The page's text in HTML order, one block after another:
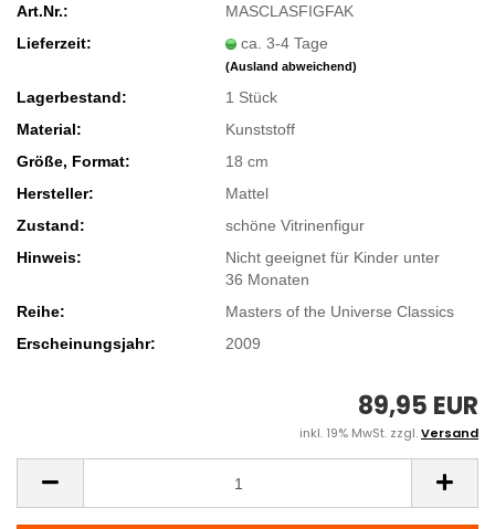
Art.Nr.:
MASCLASFIGFAK
Lieferzeit:
ca. 3-4 Tage
(Ausland abweichend)
Lagerbestand: 1 Stück
Material:
Kunststoff
Größe, Format:
18 cm
Hersteller:
Mattel
Zustand:
schöne Vitrinenfigur
Hinweis:
Nicht geeignet für Kinder unter
36 Monaten
Reihe:
Masters of the Universe Classics
Erscheinungsjahr:
2009
89,95 EUR
inkl. 19% MwSt. zzgl.Versand